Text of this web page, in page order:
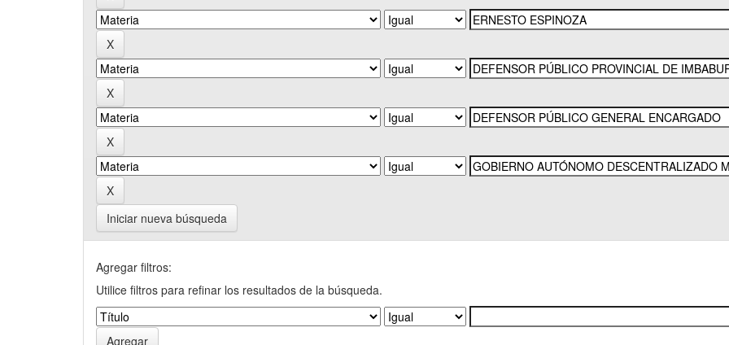
Iniciar nueva búsqueda
Agregar filtros:
Utilice filtros para refinar los resultados de la búsqueda.